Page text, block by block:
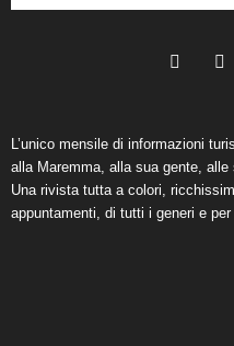
L’unico mensile di informazioni
alla Maremma, alla sua gente, alle
Una rivista tutta a colori,
appuntamenti, di tutti i generi e